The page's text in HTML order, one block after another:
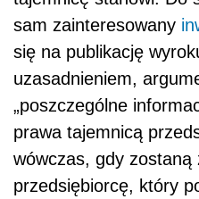
sam zainteresowany
się na publikację
uzasadnieniem,
„poszczególne
prawa tajemnicą
wówczas, gdy
przedsiębiorcę, który